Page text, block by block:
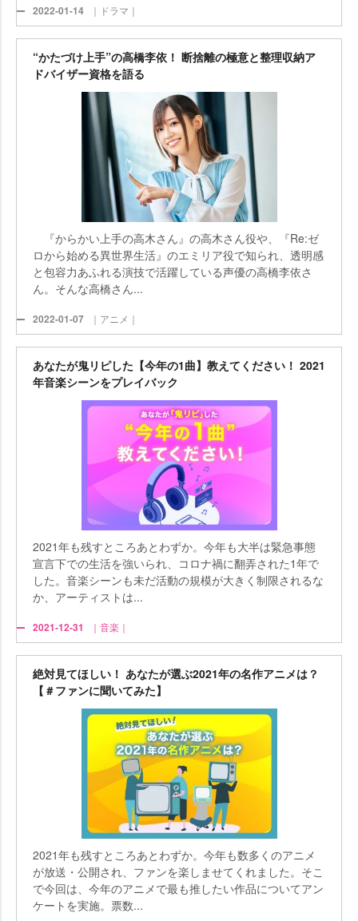
2022-01-14 ｜ドラマ｜
“かたづけ上手”の高橋李依！ 断捨離の極意と整理収納ア
ドバイザー資格を語る
『からかい上手の高木さん』の高木さん役や、『Re:ゼ
ロから始める異世界生活』のエミリア役で知られ、透明感
と包容力あふれる演技で活躍している声優の高橋李依さ
ん。そんな高橋さん...
2022-01-07 ｜アニメ｜
あなたが鬼リピした【今年の1曲】教えてください！ 2021
年音楽シーンをプレイバック
2021年も残すところあとわずか。今年も大半は緊急事態
宣言下での生活を強いられ、コロナ禍に翻弄された1年で
した。音楽シーンも未だ活動の規模が大きく制限されるな
か、アーティストは...
2021-12-31 ｜音楽｜
絶対見てほしい！ あなたが選ぶ2021年の名作アニメは？
【＃ファンに聞いてみた】
2021年も残すところあとわずか。今年も数多くのアニメ
が放送・公開され、ファンを楽しませてくれました。そこ
で今回は、今年のアニメで最も推したい作品についてアン
ケートを実施。票数...